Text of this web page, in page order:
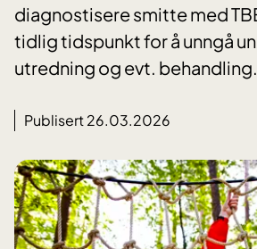
diagnostisere smitte med
tidlig tidspunkt for å unngå
utredning og evt. behandling.
Publisert 26.03.2026